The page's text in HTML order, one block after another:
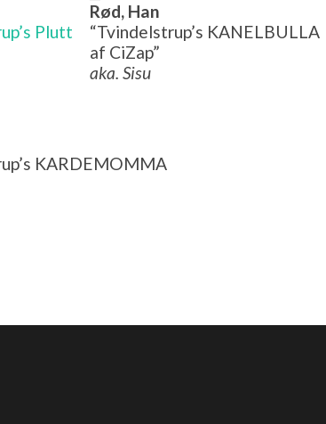
Plutt
Rød, Han
“Tvindelstrup’s KANELBULLA
af CiZap”
aka. Sisu
KARDEMOMMA